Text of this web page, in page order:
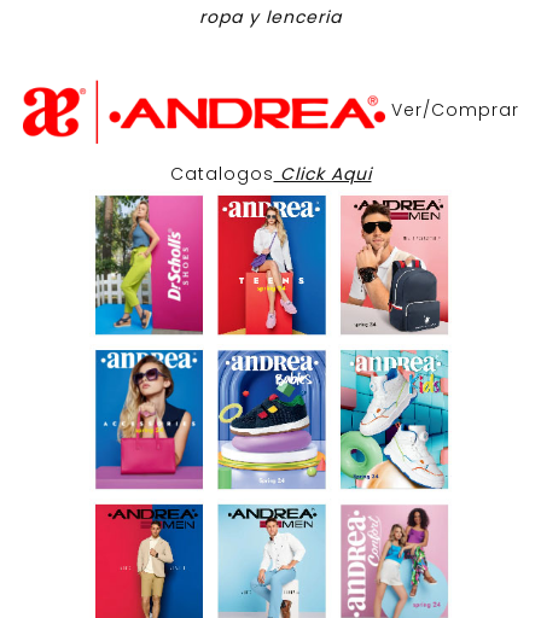
ropa y lenceria
Ver/Comprar
Catalogos Click Aqui